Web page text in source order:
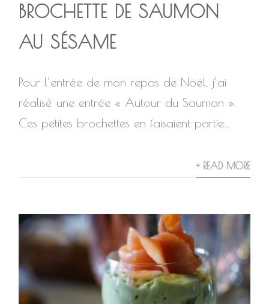
BROCHETTE DE SAUMON
AU SÉSAME
Pour l’entrée de mon repas de Noël, j’ai
réalisé une entrée « Autour du Saumon ».
Ces petites brochettes en faisaient partie...
+ READ MORE